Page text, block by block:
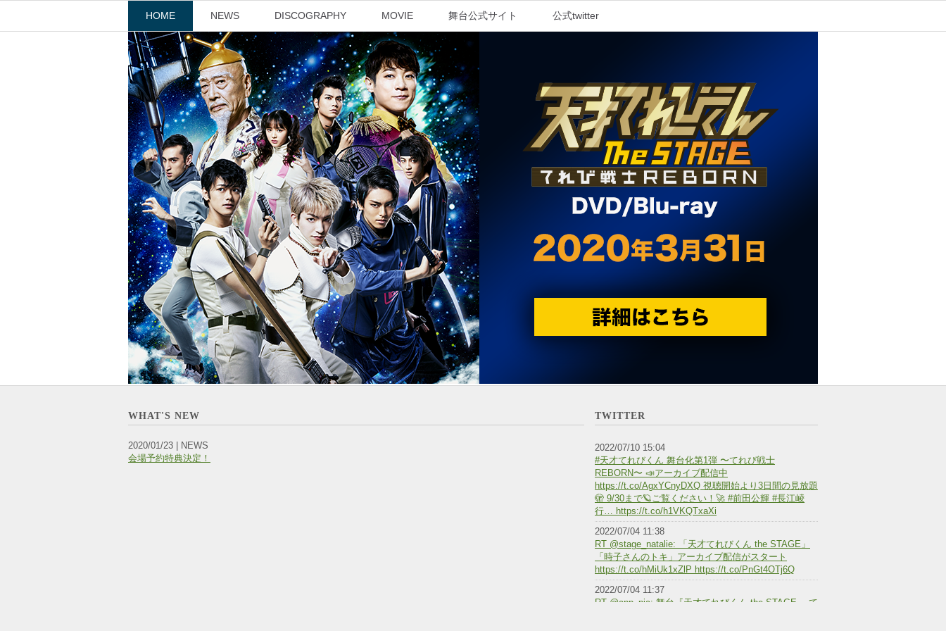
HOME NEWS DISCOGRAPHY MOVIE 舞台公式サイト 公式twitter
WHAT'S NEW
2020/01/23 | NEWS
会場予約特典決定！
TWITTER
2022/07/10 15:04
#天才てれびくん 舞台化第1弾 〜てれび戦士
REBORN〜 📣アーカイブ配信中
https://t.co/AgxYCnyDXQ 視聴開始より3日間の見放題
🫣 9/30まで🪐ご覧ください！🚀 #前田公輝 #長江崚
行… https://t.co/h1VKQTxaXi
2022/07/04 11:38
RT @stage_natalie: 「天才てれびくん the STAGE」
「時子さんのトキ」アーカイブ配信がスタート
https://t.co/hMiUk1xZlP https://t.co/PnGt4OTj6Q
2022/07/04 11:37
RT @app_pia: 舞台『天才てれびくん the STAGE ～て